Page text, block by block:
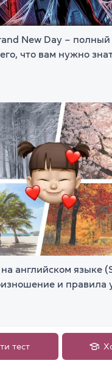
New Day – полный
что вам нужно
английском языке
и правила
тест